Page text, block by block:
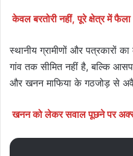
केवल बरतोरी नहीं, पूरे क्षेत्र में
स्थानीय ग्रामीणों और पत्रकारों
गांव तक सीमित नहीं है, बल्कि
और खनन माफिया के गठजोड़ से
खनन को लेकर सवाल पूछने पर